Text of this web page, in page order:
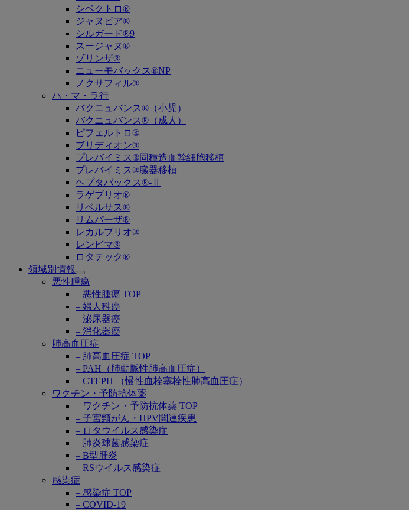
シベクトロ®
ジャヌビア®
シルガード®9
スージャヌ®
ゾリンザ®
ニューモバックス®NP
ノクサフィル®
ハ・マ・ラ行
バクニュバンス®（小児）
バクニュバンス®（成人）
ピフェルトロ®
ブリディオン®
プレバイミス®同種造血幹細胞移植
プレバイミス®臓器移植
ヘプタバックス®-Ⅱ
ラゲブリオ®
リベルサス®
リムパーザ®
レカルブリオ®
レンビマ®
ロタテック®
領域別情報
Open
submenu
悪性腫瘍
– 悪性腫瘍 TOP
– 婦人科癌
– 泌尿器癌
– 消化器癌
肺高血圧症
– 肺高血圧症 TOP
– PAH（肺動脈性肺高血圧症）
– CTEPH （慢性血栓塞栓性肺高血圧症）
ワクチン・予防抗体薬
– ワクチン・予防抗体薬 TOP
– 子宮頸がん・HPV関連疾患
– ロタウイルス感染症
– 肺炎球菌感染症
– B型肝炎
– RSウイルス感染症
感染症
– 感染症 TOP
– COVID-19